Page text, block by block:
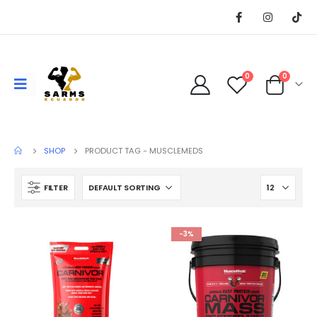
0 0
SHOP PRODUCT TAG - MUSCLEMEDS
FILTER
-3%